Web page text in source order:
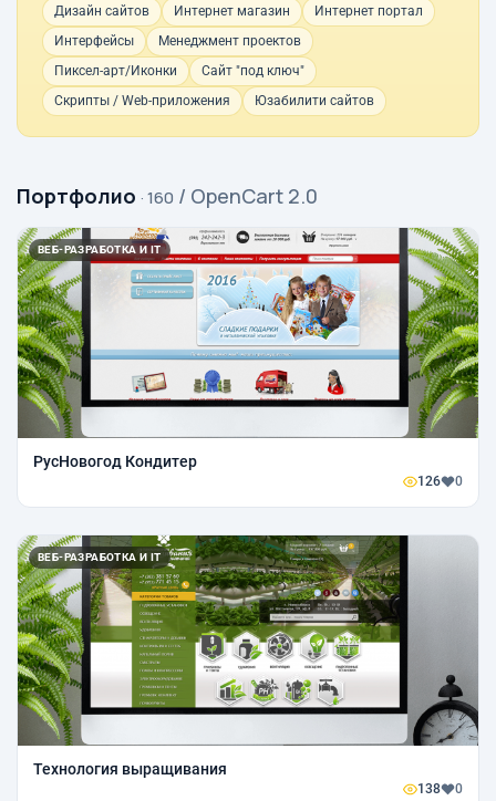
Дизайн сайтов
Интернет магазин
Интернет портал
Интерфейсы
Менеджмент проектов
Пиксел-арт/Иконки
Сайт "под ключ"
Скрипты / Web-приложения
Юзабилити сайтов
Портфолио · 160 / OpenCart 2.0
ВЕБ-РАЗРАБОТКА И IT
РусНовогод Кондитер
126 0
ВЕБ-РАЗРАБОТКА И IT
Технология выращивания
138 0